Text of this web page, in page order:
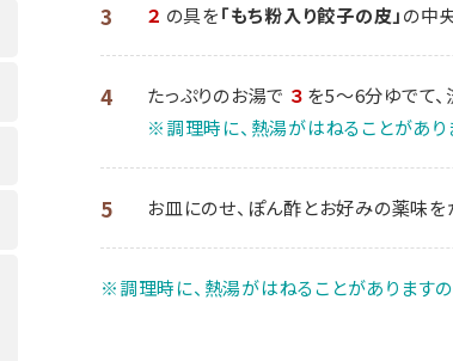
3 ２ の具を「もち粉入り餃子の皮」の中
4 たっぷりのお湯で ３ を5～6分ゆでて、
※調理時に、熱湯がはねることがあり
5 お皿にのせ、ぽん酢とお好みの薬味を
※調理時に、熱湯がはねることがあります